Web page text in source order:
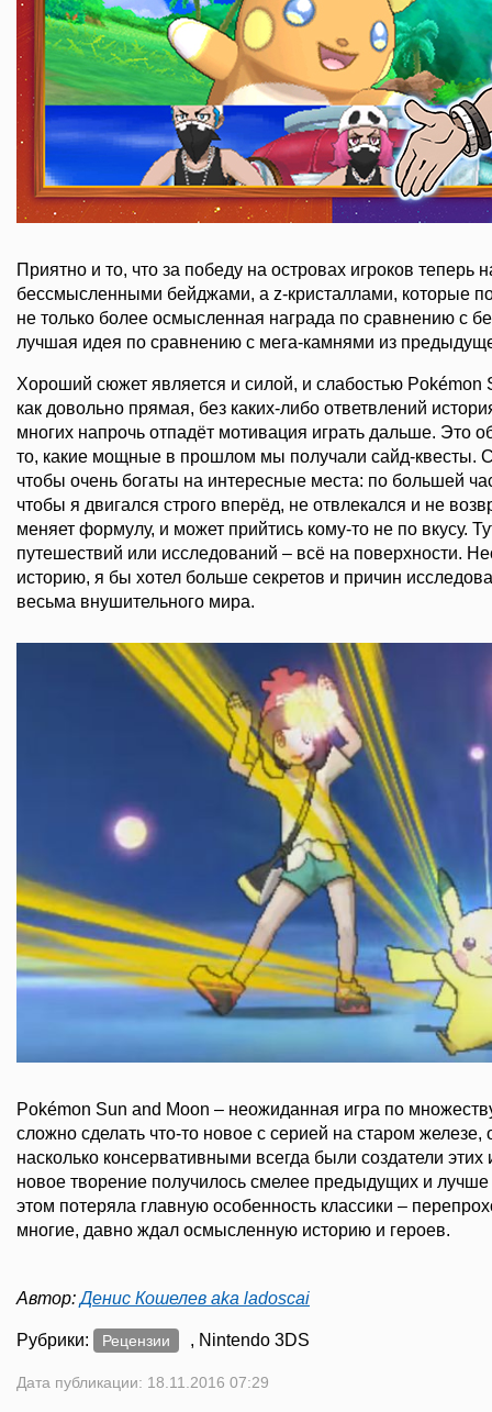
Приятно и то, что за победу на островах игроков теперь
бессмысленными бейджами, а z-кристаллами, которые
не только более осмысленная награда по сравнению с
лучшая идея по сравнению с мега-камнями из
Хороший сюжет является и силой, и слабостью Pokémon
как довольно прямая, без каких-либо ответвлений
многих напрочь отпадёт мотивация играть дальше. Это
то, какие мощные в прошлом мы получали сайд-квесты.
чтобы очень богаты на интересные места: по большей
чтобы я двигался строго вперёд, не отвлекался и не
меняет формулу, и может прийтись кому-то не по вкусу.
путешествий или исследований – всё на поверхности.
историю, я бы хотел больше секретов и причин
весьма внушительного мира.
Pokémon Sun and Moon – неожиданная игра по
сложно сделать что-то новое с серией на старом железе,
насколько консервативными всегда были создатели
новое творение получилось смелее предыдущих и
этом потеряла главную особенность классики –
многие, давно ждал осмысленную историю и героев.
Автор:Денис Кошелев aka ladoscai
Рубрики: Рецензии , Nintendo 3DS
Дата публикации: 18.11.2016 07:29